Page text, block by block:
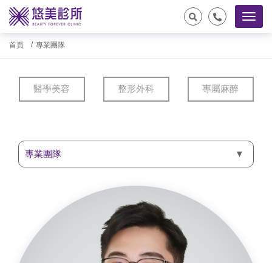
首頁 專業團隊
醫學美容 整形外科 專屬麻醉
專業團隊